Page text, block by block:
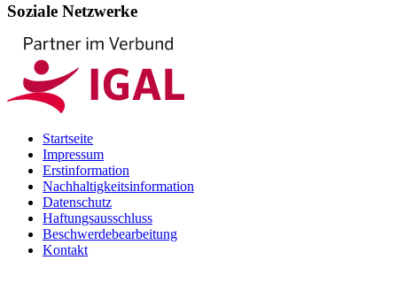
Soziale Netzwerke
Startseite
Impressum
Erstinformation
Nachhaltigkeitsinformation
Datenschutz
Haftungsausschluss
Beschwerdebearbeitung
Kontakt